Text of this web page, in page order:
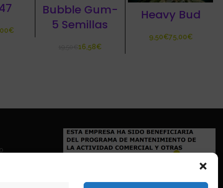
€
Bubble Gum-
5 Semillas
€16,58€
Heavy Bud
€ €